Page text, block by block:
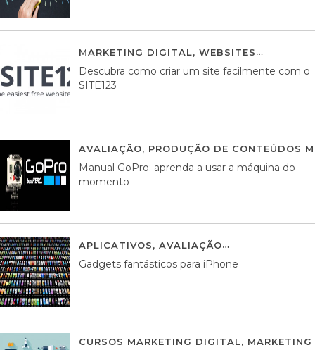
MARKETING DIGITAL, WEBSITES
Descubra como criar um site facilmente com o
SITE123
AVALIAÇÃO, PRODUÇÃO DE CONTEÚDOS
Manual GoPro: aprenda a usar a máquina do
momento
APLICATIVOS, AVALIAÇÃO
Gadgets fantásticos para iPhone
CURSOS MARKETING DIGITAL,